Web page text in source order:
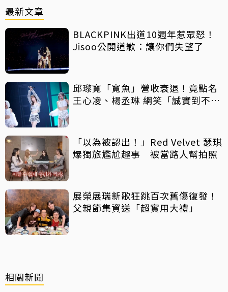
最新文章
BLACKPINK出道10週年惹眾怒！
Jisoo公開道歉：讓你們失望了
邱瓈寬「寬魚」營收衰退！竟點名
王心凌、楊丞琳 網笑「誠實到不
「以為被認出！」Red Velvet 瑟琪
爆獨旅尷尬趣事 被當路人幫拍照
展榮展瑞新歌狂跳百次舊傷復發！
父親節集資送「超實用大禮」
相關新聞